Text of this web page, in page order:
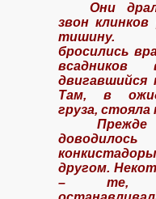
Они
звон
тишину.
бросились
всадников
двигавшийся
Там, в
груза, стояла
другом.
– те,